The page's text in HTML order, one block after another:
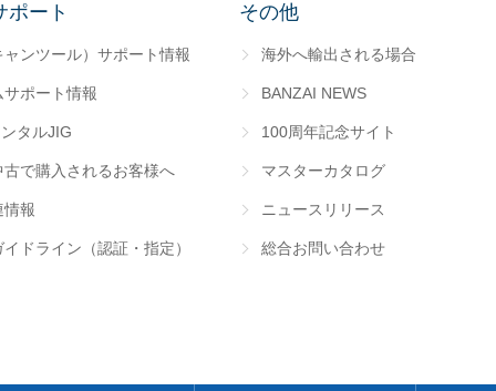
ポート
ンツール）サポート情報
ポート情報
タルJIG
で購入されるお客様へ
情報
ドライン（認証・指定）
その他
海外へ輸出される場合
BANZAI NEWS
100周年記念サイト
マスターカタログ
ニュースリリース
総合お問い合わせ